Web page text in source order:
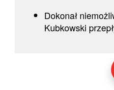
Dokonał
Kubkowski